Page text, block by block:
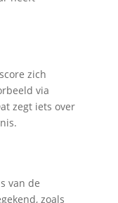
zich
via
zegt iets over
van de
zoals